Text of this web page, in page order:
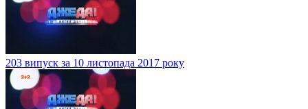
203 випуск за 10 листопада 2017 року